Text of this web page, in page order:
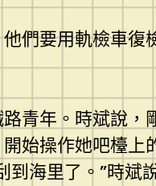
們要用軌檢車復
青年。時斌說，
始操作她吧檯上
海里了。”時斌